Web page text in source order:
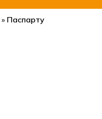
» Паспарту